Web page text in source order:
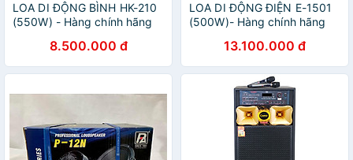
LOA DI ĐỘNG BÌNH HK-210
(550W) - Hàng chính hãng
8.500.000 đ
LOA DI ĐỘNG ĐIỆN E-1501
(500W)- Hàng chính hãng
13.100.000 đ